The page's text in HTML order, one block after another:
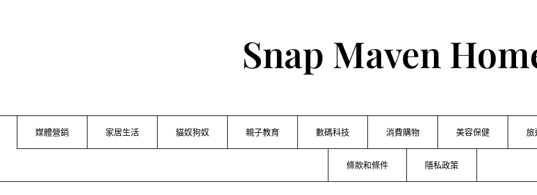
Snap Maven
媒體營銷 家居生活 貓奴狗奴 親子教育 數碼科技 消費購物 美容保健 旅
條款和條件 隱私政策